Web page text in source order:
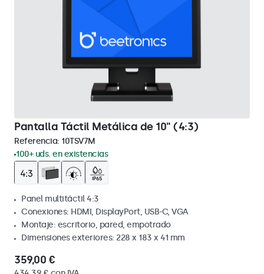
Pantalla Táctil Metálica de 10" (4:3)
Referencia: 10TSV7M
100+ uds. en existencias
Panel multitáctil 4:3
Conexiones: HDMI, DisplayPort, USB-C, VGA
Montaje: escritorio, pared, empotrado
Dimensiones exteriores: 228 x 183 x 41 mm
359,00 €